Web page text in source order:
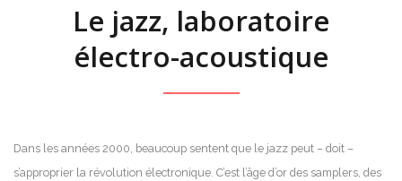
Le jazz, laboratoire
électro-acoustique
Dans les années 2000, beaucoup sentent que le jazz peut – doit –
s’approprier la révolution électronique. C’est l’âge d’or des samplers, des